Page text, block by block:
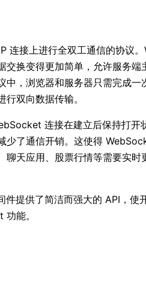
连接上进行全双工通信的协议
交换变得更加简单，允许服务端
，浏览器和服务器只需完成一
双向数据传输。
连接在建立后保持打开
少了通信开销。这使得
聊天应用、股票行情等需要实时
提供了简洁而强大的 API，使
能。